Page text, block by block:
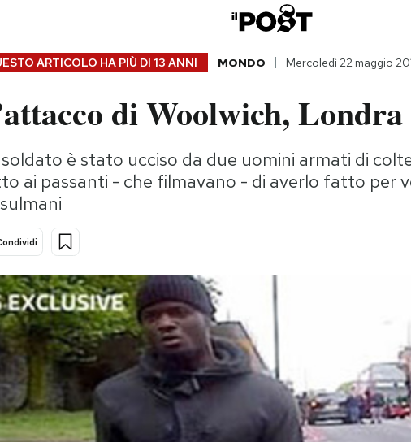
2026
ARTICOLO HA PIÙ DI 13 ANNI MONDO Mercoledì 22 maggio
di Woolwich, Londra
è stato ucciso da due uomini armati di
ai passanti - che filmavano - di averlo fatto per